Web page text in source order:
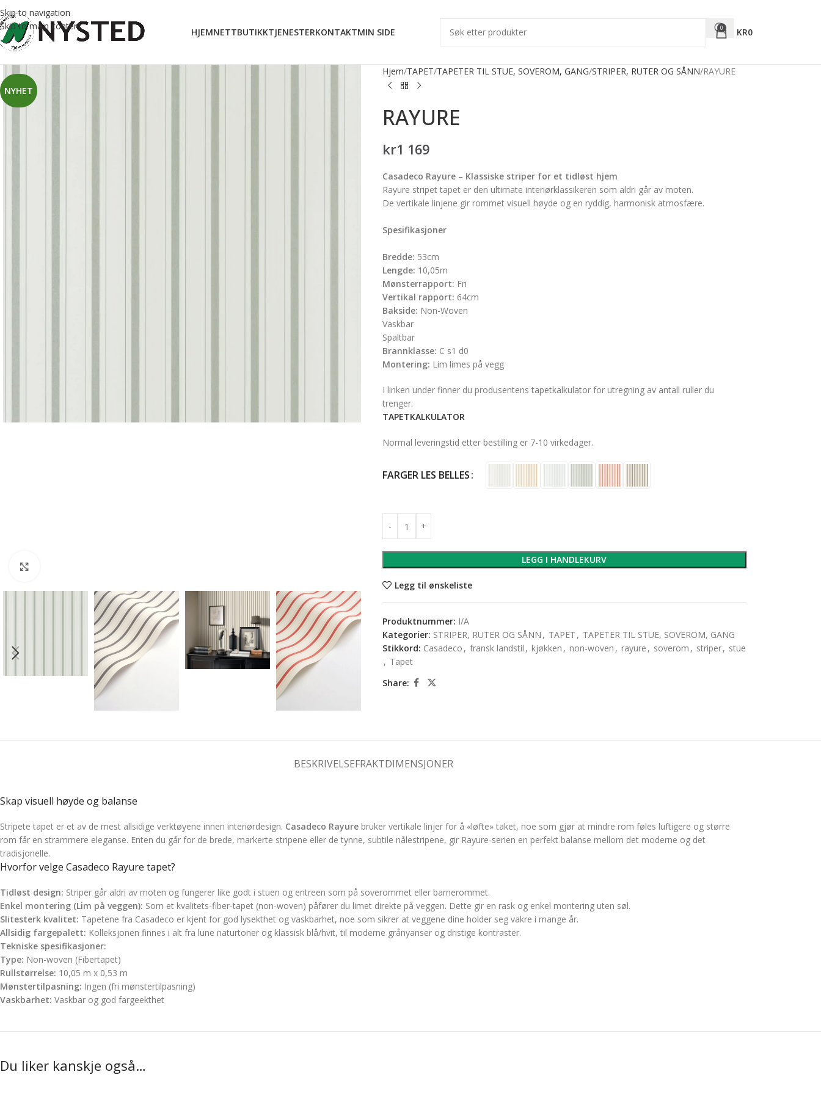
Skip to navigation
Skip to main content
HJEMNETTBUTIKKTJENESTERKONTAKTMIN SIDE 0 KR0
NYHET
Hjem TAPET TAPETER TIL STUE, SOVEROM, GANG STRIPER, RUTER OG SÅNN RAYURE
RAYURE
kr1 169
Casadeco Rayure – Klassiske striper for et tidløst hjem
Rayure stripet tapet er den ultimate interiørklassikeren som aldri går av moten.
De vertikale linjene gir rommet visuell høyde og en ryddig, harmonisk atmosfære.
Spesifikasjoner
Bredde: 53cm
Lengde: 10,05m
Mønsterrapport: Fri
Vertikal rapport: 64cm
Bakside: Non-Woven
Vaskbar
Spaltbar
Brannklasse: C s1 d0
Montering: Lim limes på vegg
I linken under finner du produsentens tapetkalkulator for utregning av antall ruller du
trenger.
TAPETKALKULATOR
Normal leveringstid etter bestilling er 7-10 virkedager.
FARGER LES BELLES
LEGG I HANDLEKURV
Legg til ønskeliste
Produktnummer: I/A
Kategorier: STRIPER, RUTER OG SÅNN , TAPET , TAPETER TIL STUE, SOVEROM, GANG
Stikkord: Casadeco , fransk landstil , kjøkken , non-woven , rayure , soverom , striper, stue
, Tapet
Share:
BESKRIVELSEFRAKTDIMENSJONER
Skap visuell høyde og balanse
Stripete tapet er et av de mest allsidige verktøyene innen interiørdesign. Casadeco Rayure bruker vertikale linjer for å «løfte» taket, noe som gjør at mindre rom føles luftigere og større
rom får en strammere eleganse. Enten du går for de brede, markerte stripene eller de tynne, subtile nålestripene, gir Rayure-serien en perfekt balanse mellom det moderne og det
tradisjonelle.
Hvorfor velge Casadeco Rayure tapet?
Tidløst design: Striper går aldri av moten og fungerer like godt i stuen og entreen som på soverommet eller barnerommet.
Enkel montering (Lim på veggen): Som et kvalitets-fiber-tapet (non-woven) påfører du limet direkte på veggen. Dette gir en rask og enkel montering uten søl.
Slitesterk kvalitet: Tapetene fra Casadeco er kjent for god lysekthet og vaskbarhet, noe som sikrer at veggene dine holder seg vakre i mange år.
Allsidig fargepalett: Kolleksjonen finnes i alt fra lune naturtoner og klassisk blå/hvit, til moderne grånyanser og dristige kontraster.
Tekniske spesifikasjoner:
Type: Non-woven (Fibertapet)
Rullstørrelse: 10,05 m x 0,53 m
Mønstertilpasning: Ingen (fri mønstertilpasning)
Vaskbarhet: Vaskbar og god fargeekthet
Du liker kanskje også…